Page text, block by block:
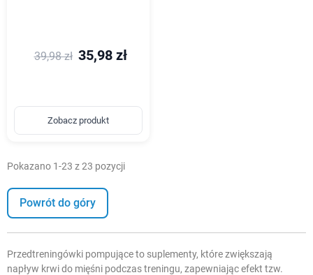
39,98 zł 35,98 zł
Zobacz produkt
Pokazano 1-23 z 23 pozycji
Powrót do góry
Przedtreningówki pompujące to suplementy, które zwiększają
napływ krwi do mięśni podczas treningu, zapewniając efekt tzw.